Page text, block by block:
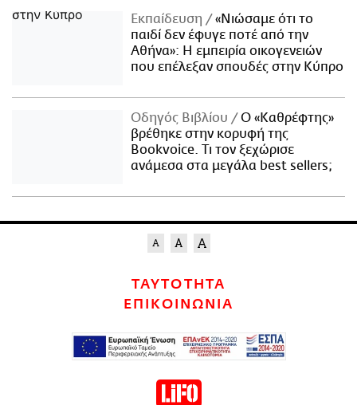
Εκπαίδευση
«Νιώσαμε ότι το
παιδί δεν έφυγε ποτέ από την
Αθήνα»: Η εμπειρία οικογενειών
που επέλεξαν σπουδές στην Κύπρο
Οδηγός Βιβλίου
Ο «Καθρέφτης»
βρέθηκε στην κορυφή της
Bookvoice. Τι τον ξεχώρισε
ανάμεσα στα μεγάλα best sellers;
ΤΑΥΤΟΤΗΤΑ
ΕΠΙΚΟΙΝΩΝΙΑ